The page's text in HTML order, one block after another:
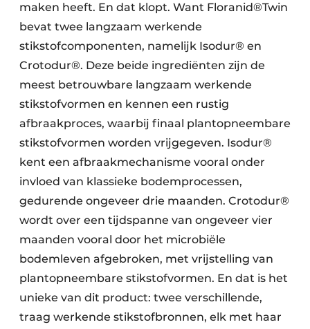
maken heeft. En dat klopt. Want Floranid®Twin
bevat twee langzaam werkende
stikstofcomponenten, namelijk Isodur® en
Crotodur®. Deze beide ingrediënten zijn de
meest betrouwbare langzaam werkende
stikstofvormen en kennen een rustig
afbraakproces, waarbij finaal plantopneembare
stikstofvormen worden vrijgegeven. Isodur®
kent een afbraakmechanisme vooral onder
invloed van klassieke bodemprocessen,
gedurende ongeveer drie maanden. Crotodur®
wordt over een tijdspanne van ongeveer vier
maanden vooral door het microbiële
bodemleven afgebroken, met vrijstelling van
plantopneembare stikstofvormen. En dat is het
unieke van dit product: twee verschillende,
traag werkende stikstofbronnen, elk met haar